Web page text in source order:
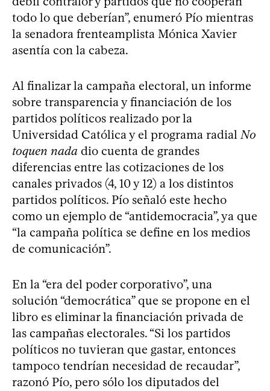
todo lo que deberían”, enumeró Pío mientras
la senadora frenteamplista Mónica Xavier
asentía con la cabeza.
Al finalizar la campaña electoral, un informe
sobre transparencia y financiación de los
partidos políticos realizado por la
Universidad Católica y el programa radialNo
toquen nada dio cuenta de grandes
diferencias entre las cotizaciones de los
canales privados (4, 10 y 12) a los distintos
partidos políticos. Pío señaló este hecho
como un ejemplo de “antidemocracia”, ya que
“la campaña política se define en los medios
de comunicación”.
En la “era del poder corporativo”, una
solución “democrática” que se propone en el
libro es eliminar la financiación privada de
las campañas electorales. “Si los partidos
políticos no tuvieran que gastar, entonces
tampoco tendrían necesidad de recaudar”,
razonó Pío, pero sólo los diputados del